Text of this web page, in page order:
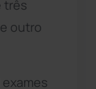
três
outro